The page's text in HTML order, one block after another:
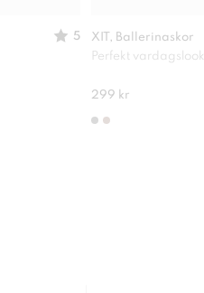
5 XIT, Ballerinaskor
Perfekt vardagslook
299 kr